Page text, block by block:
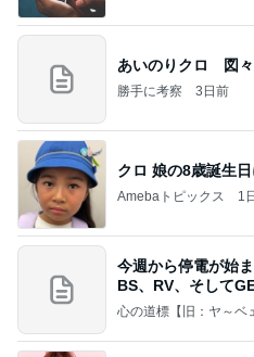
あいのりクロ 図々
勝手に考察 3日前
クロ 娘の8歳誕生
Amebaトピックス 1
今週から停電が始
BS、RV、そして
心の道標【旧：ヤ～ベ